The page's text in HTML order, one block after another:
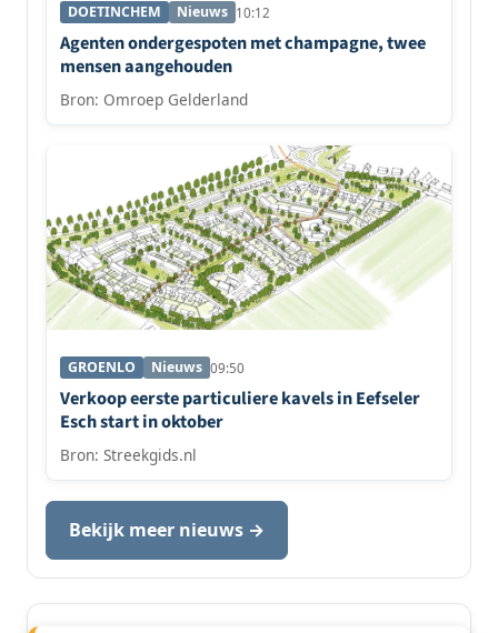
DOETINCHEM Nieuws 10:12
Agenten ondergespoten met champagne, twee
mensen aangehouden
Bron: Omroep Gelderland
GROENLO Nieuws 09:50
Verkoop eerste particuliere kavels in Eefseler
Esch start in oktober
Bron: Streekgids.nl
Bekijk meer nieuws →